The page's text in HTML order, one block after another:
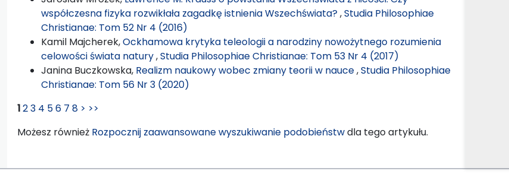
współczesna fizyka rozwikłała zagadkę istnienia Wszechświata?,Studia Philosophiae
Christianae: Tom 52 Nr 4 (2016)
Kamil Majcherek,Ockhamowa krytyka teleologii a narodziny nowożytnego rozumienia
celowości świata natury,Studia Philosophiae Christianae: Tom 53 Nr 4 (2017)
Janina Buczkowska, Realizm naukowy wobec zmiany teorii w nauce,Studia Philosophiae
Christianae: Tom 56 Nr 3 (2020)
123 4 56 7 8 > >>
Możesz również Rozpocznij zaawansowane wyszukiwanie podobieństwdla tego artykułu.